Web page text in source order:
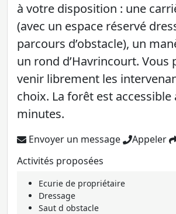
à votre disposition : une
(avec un espace réservé
parcours d’obstacle), un
un rond d’Havrincourt. Vous
venir librement les
choix. La forêt est accessible
minutes.
Envoyer un message Appeler
Activités proposées
Ecurie de propriétaire
Dressage
Saut d obstacle